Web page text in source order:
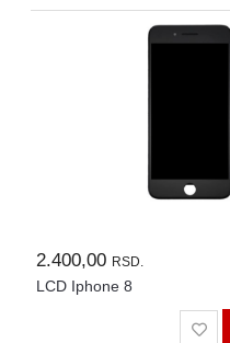
2.400,00 RSD.
LCD Iphone 8